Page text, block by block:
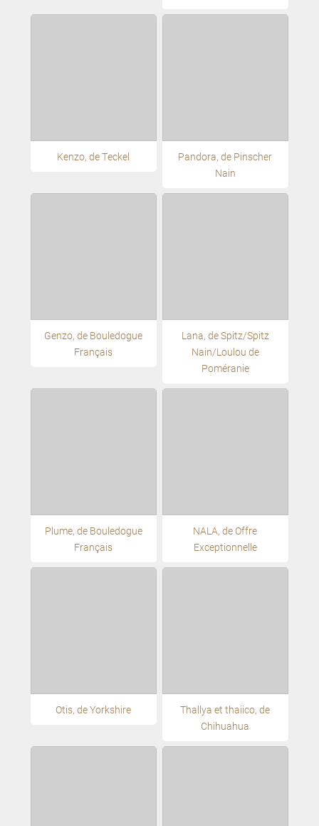
Kenzo, de Teckel
Pandora, de Pinscher
Nain
Genzo, de Bouledogue
Français
Lana, de Spitz/Spitz
Nain/Loulou de
Poméranie
Plume, de Bouledogue
Français
NALA, de Offre
Exceptionnelle
Otis, de Yorkshire
Thallya et thaiico, de
Chihuahua